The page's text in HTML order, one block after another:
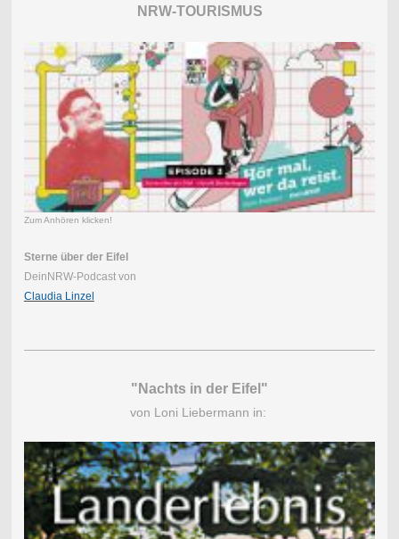
NRW-TOURISMUS
Zum Anhören klicken!
Sterne über der Eifel
DeinNRW-Podcast von
Claudia Linzel
"Nachts in der Eifel"
von Loni Liebermann in: